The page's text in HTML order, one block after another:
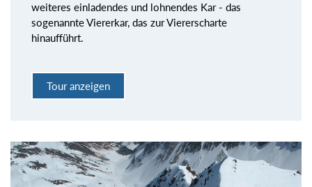
weiteres einladendes und lohnendes Kar - das
sogenannte Viererkar, das zur Viererscharte
hinaufführt.
Tour anzeigen